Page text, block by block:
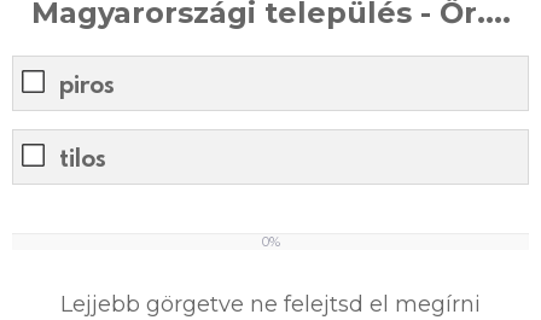
Magyarországi település - Őr....
piros
tilos
0%
Lejjebb görgetve ne felejtsd el megírni